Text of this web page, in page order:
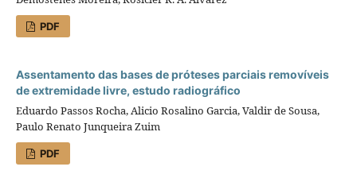
PDF
Assentamento das bases de próteses parciais removíveis
de extremidade livre, estudo radiográfico
Eduardo Passos Rocha, Alicio Rosalino Garcia, Valdir de Sousa,
Paulo Renato Junqueira Zuim
PDF